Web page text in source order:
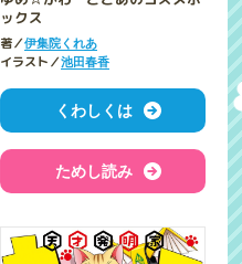
ックス
著／伊集院くれあ
イラスト／池田春香
くわしくは
ためし読み